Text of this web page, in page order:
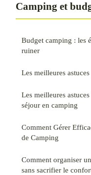
Camping et
Budget camping : les
ruiner
Les meilleures
Les meilleures
séjour en camping
Comment Gérer
de Camping
Comment organiser
sans sacrifier le